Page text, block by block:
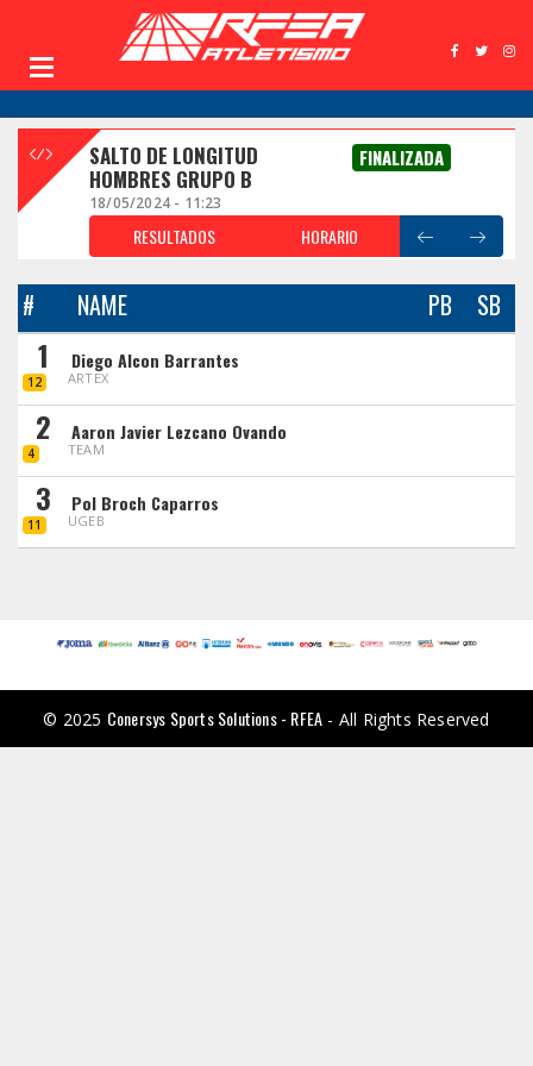
SALTO DE LONGITUD
HOMBRES GRUPO B
FINALIZADA
18/05/2024 - 11:23
RESULTADOS HORARIO
# NAME PB SB
1
12
Diego Alcon Barrantes
ARTEX
2
4
Aaron Javier Lezcano Ovando
TEAM
3
11
Pol Broch Caparros
UGEB
© 2025 Conersys Sports Solutions - RFEA - All Rights Reserved